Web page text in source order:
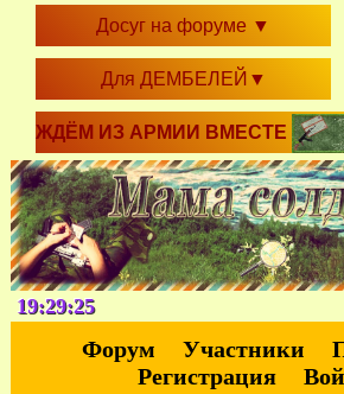
Досуг на форуме ▼
Для ДЕМБЕЛЕЙ ▼
ЖДЁМ ИЗ АРМИИ ВМЕСТЕ
19:29:26
Форум Участники
Регистрация